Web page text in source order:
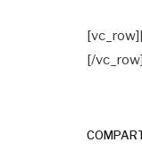
[/vc_row]